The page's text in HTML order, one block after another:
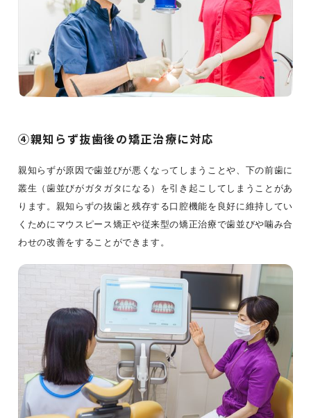
④親知らず抜歯後の矯正治療に対応
親知らずが原因で歯並びが悪くなってしまうことや、下の前歯に
叢生（歯並びがガタガタになる）を引き起こしてしまうことがあ
ります。親知らずの抜歯と残存する口腔機能を良好に維持してい
くためにマウスピース矯正や従来型の矯正治療で歯並びや噛み合
わせの改善をすることができます。